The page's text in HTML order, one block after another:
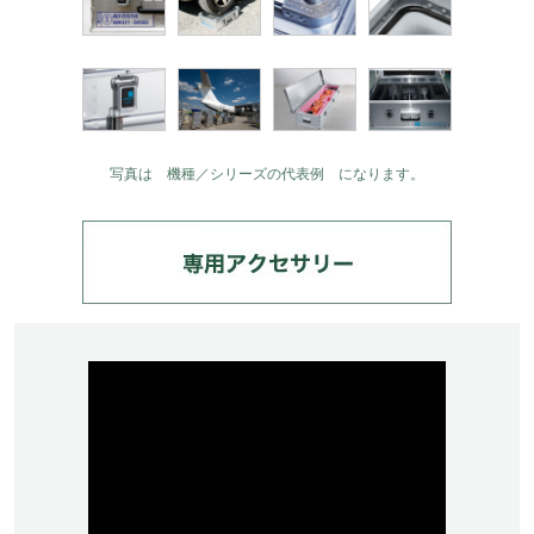
写真は 機種／シリーズの代表例 になります。